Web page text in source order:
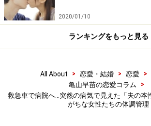
とにもつながったのは事実だ。
「自分の体は自分が管理するしかない
けではありませんが、あのとき夫が『
受けたと思う。夫はそんなことはまっ
ようだし、蒸し返すつもりもありませ
てごめんねと言ったら、『気をつけろ
2020/01/10
ランキングをもっと見る
All About > 恋愛・結婚 > 恋愛 >
亀山早苗の恋愛コラム
>
救急車で病院へ…突然の病気で見えた「夫の本
がちな女性たちの体調管理